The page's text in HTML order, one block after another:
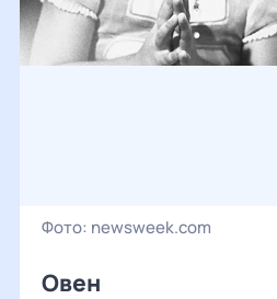
Фото: newsweek.com
Овен